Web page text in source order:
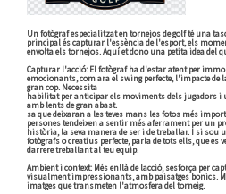
Un fotògraf especialitzat en tornejos de golf té una
principal és capturar l'essència de l'esport, els
envolta els tornejos. Aquí et dono una petita idea del
Capturar l'acció: El fotògraf ha d'estar atent per
emocionants, com ara el swing perfecte, l'impacte de
gran cop. Necessita
habilitat per anticipar els moviments dels jugadors i
amb lents de gran abast.
sa que deixaran a les teves mans les fotos més
persones tendeixen a sentir més aferrament per un
història, la seva manera de ser i de treballar. I si sou
fotògrafs o creatius perfecte, parla de tots ells, que
darrere treballant al teu equip.
Ambient i context: Més enllà de lacció, sesforça per
visualment impressionants, amb paisatges bonics.
imatges que transmeten l'atmosfera del torneig.